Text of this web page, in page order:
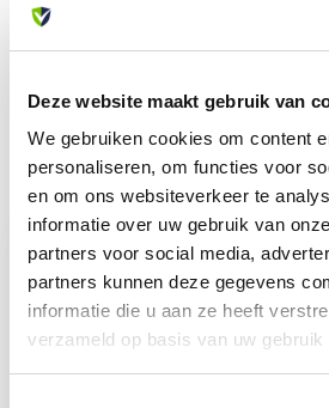
Deze website maakt gebruik van
We gebruiken cookies om content
personaliseren, om functies voor
en om ons websiteverkeer te
informatie over uw gebruik van
partners voor social media,
partners kunnen deze gegevens
informatie die u aan ze heeft
verzameld op basis van uw
Recent bekeken
-11%